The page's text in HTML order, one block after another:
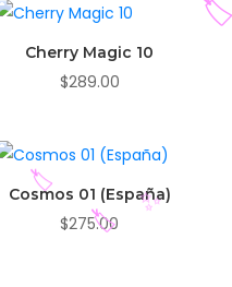
Cherry Magic 10
$289.00
Cosmos 01 (España)
$275.00